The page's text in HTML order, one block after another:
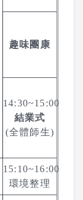
趣味團康
14:30~15:00
結業式
(全體師生)
15:10~16:00
環境整理